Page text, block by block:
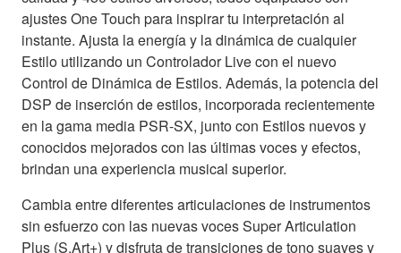
ajustes One Touch para inspirar tu interpretación al
instante. Ajusta la energía y la dinámica de cualquier
Estilo utilizando un Controlador Live con el nuevo
Control de Dinámica de Estilos. Además, la potencia del
DSP de inserción de estilos, incorporada recientemente
en la gama media PSR-SX, junto con Estilos nuevos y
conocidos mejorados con las últimas voces y efectos,
brindan una experiencia musical superior.
Cambia entre diferentes articulaciones de instrumentos
sin esfuerzo con las nuevas voces Super Articulation
Plus (S.Art+) y disfruta de transiciones de tono suaves y